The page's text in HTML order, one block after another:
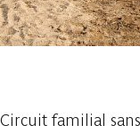
Circuit familial